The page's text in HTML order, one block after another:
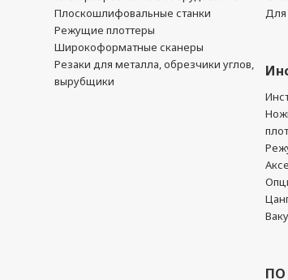
Плоскошлифовальные станки
Режущие плоттеры
Широкоформатные сканеры
Резаки для металла, обрезчики углов,
вырубщики
Для
ПО